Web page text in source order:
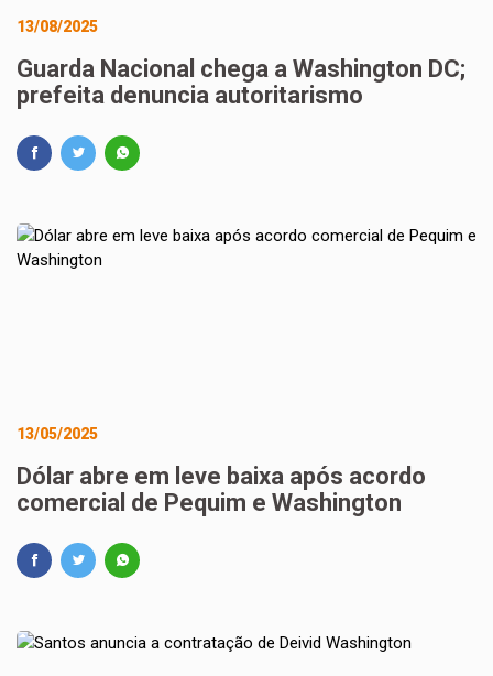
13/08/2025
Guarda Nacional chega a Washington DC;
prefeita denuncia autoritarismo
13/05/2025
Dólar abre em leve baixa após acordo
comercial de Pequim e Washington